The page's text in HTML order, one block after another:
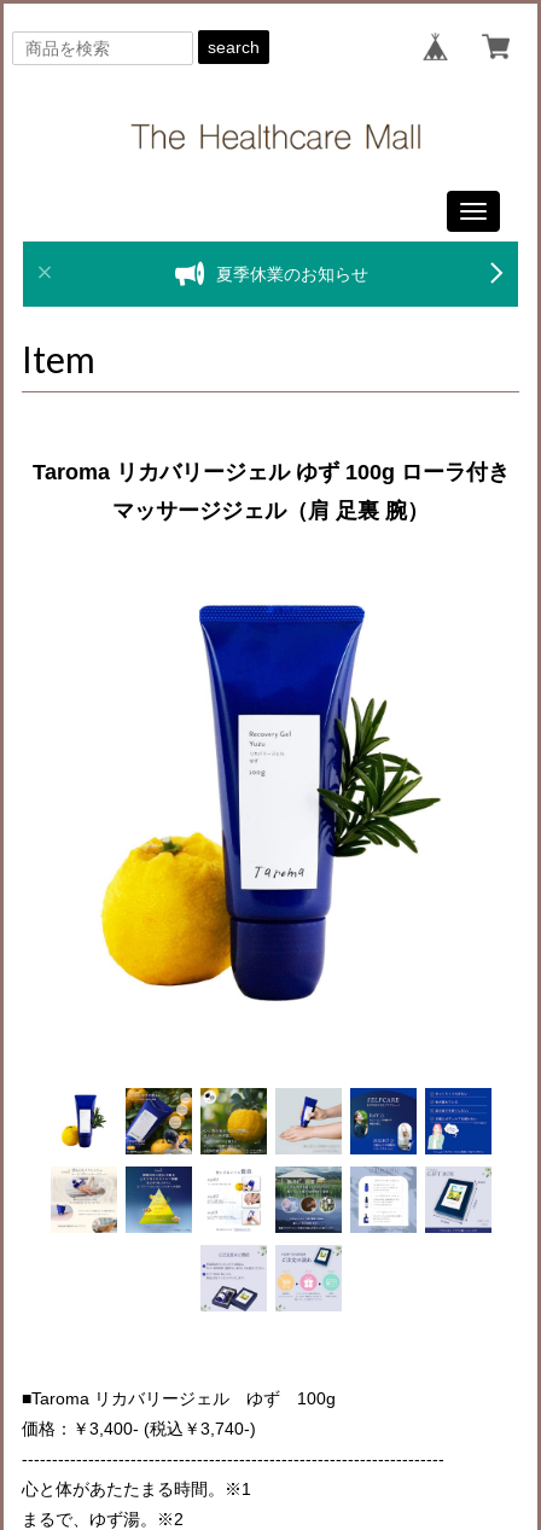
search
Toggle
夏季休業のお知らせ
Item
Taroma リカバリージェル ゆず 100g ローラ付き
マッサージジェル（肩 足裏 腕）
■Taroma リカバリージェル ゆず 100g
価格：￥3,400- (税込￥3,740-)
----------------------------------------------------------------------
心と体があたたまる時間。※1
まるで、ゆず湯。※2